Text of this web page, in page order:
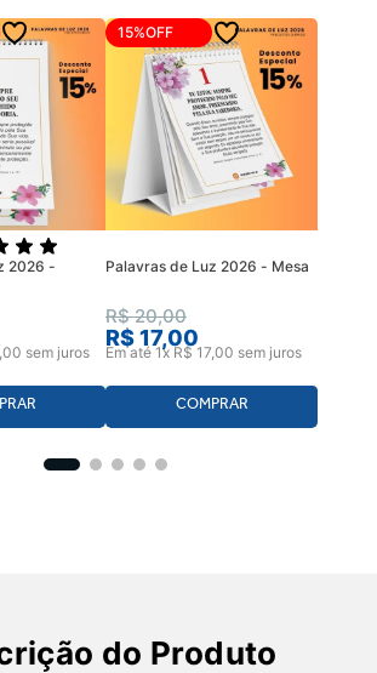
2026 -
00 sem juros
15%OFF
Palavras de Luz 2026 - Mesa
R$ 20,00
R$17,00
Em até 1x R$ 17 00 sem juros
do Produto